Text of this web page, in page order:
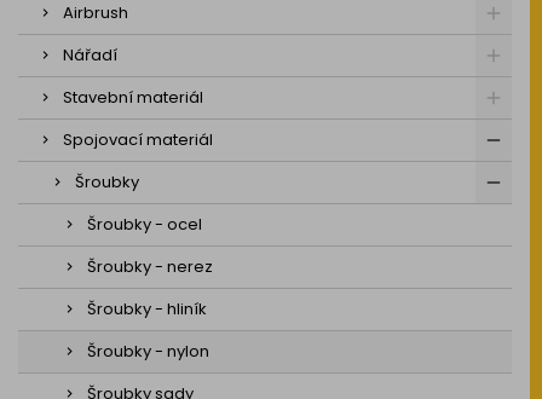
Airbrush
Nářadí
Stavební materiál
Spojovací materiál
Šroubky
Šroubky - ocel
Šroubky - nerez
Šroubky - hliník
Šroubky - nylon
Šroubky sady